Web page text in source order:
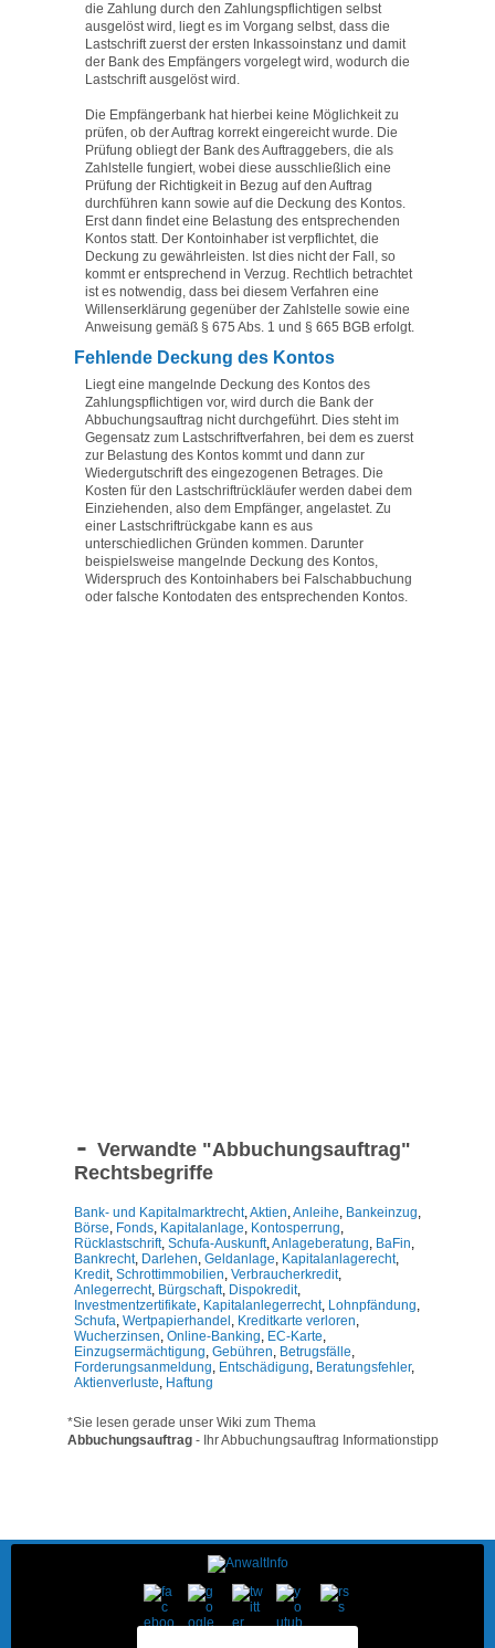
die Zahlung durch den Zahlungspflichtigen selbst
ausgelöst wird, liegt es im Vorgang selbst, dass die
Lastschrift zuerst der ersten Inkassoinstanz und damit
der Bank des Empfängers vorgelegt wird, wodurch die
Lastschrift ausgelöst wird.
Die Empfängerbank hat hierbei keine Möglichkeit zu
prüfen, ob der Auftrag korrekt eingereicht wurde. Die
Prüfung obliegt der Bank des Auftraggebers, die als
Zahlstelle fungiert, wobei diese ausschließlich eine
Prüfung der Richtigkeit in Bezug auf den Auftrag
durchführen kann sowie auf die Deckung des Kontos.
Erst dann findet eine Belastung des entsprechenden
Kontos statt. Der Kontoinhaber ist verpflichtet, die
Deckung zu gewährleisten. Ist dies nicht der Fall, so
kommt er entsprechend in Verzug. Rechtlich betrachtet
ist es notwendig, dass bei diesem Verfahren eine
Willenserklärung gegenüber der Zahlstelle sowie eine
Anweisung gemäß § 675 Abs. 1 und § 665 BGB erfolgt.
Fehlende Deckung des Kontos
Liegt eine mangelnde Deckung des Kontos des
Zahlungspflichtigen vor, wird durch die Bank der
Abbuchungsauftrag nicht durchgeführt. Dies steht im
Gegensatz zum Lastschriftverfahren, bei dem es zuerst
zur Belastung des Kontos kommt und dann zur
Wiedergutschrift des eingezogenen Betrages. Die
Kosten für den Lastschriftrückläufer werden dabei dem
Einziehenden, also dem Empfänger, angelastet. Zu
einer Lastschriftrückgabe kann es aus
unterschiedlichen Gründen kommen. Darunter
beispielsweise mangelnde Deckung des Kontos,
Widerspruch des Kontoinhabers bei Falschabbuchung
oder falsche Kontodaten des entsprechenden Kontos.
Verwandte "Abbuchungsauftrag"
Rechtsbegriffe
Bank- und Kapitalmarktrecht,Aktien,Anleihe, Bankeinzug,
Börse, Fonds, Kapitalanlage, Kontosperrung,
Rücklastschrift, Schufa-Auskunft,Anlageberatung, BaFin,
Bankrecht, Darlehen, Geldanlage, Kapitalanlagerecht,
Kredit, Schrottimmobilien, Verbraucherkredit,
Anlegerrecht, Bürgschaft, Dispokredit,
Investmentzertifikate, Kapitalanlegerrecht, Lohnpfändung,
Schufa, Wertpapierhandel , Kreditkarte verloren,
Wucherzinsen, Online-Banking, EC-Karte,
Einzugsermächtigung, Gebühren, Betrugsfälle,
Forderungsanmeldung, Entschädigung, Beratungsfehler,
Aktienverluste, Haftung
*Sie lesen gerade unser Wiki zum Thema
Abbuchungsauftrag - Ihr Abbuchungsauftrag Informationstipp